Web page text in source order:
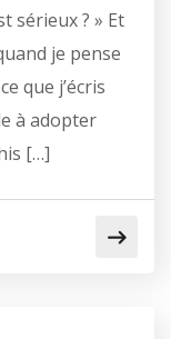
sérieux ? » Et
je pense
que j’écris
à adopter
[…]